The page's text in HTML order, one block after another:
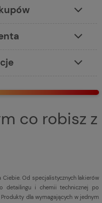
co robisz z
Ciebie. Od specjalistycznych lakierów
detailingu i chemii technicznej po
dla wymagających w jednym